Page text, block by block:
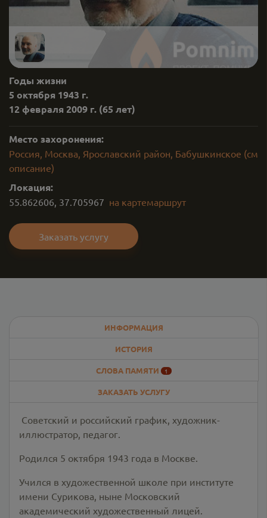
Годы жизни
5 октября 1943 г.
12 февраля 2009 г. (65 лет)
Место захоронения:
Россия, Москва, Ярославский район, Бабушкинское (см
описание)
Локация:
55.862606, 37.705967 на картемаршрут
Заказать услугу
ИНФОРМАЦИЯ
ИСТОРИЯ
СЛОВА ПАМЯТИ 1
ЗАКАЗАТЬ УСЛУГУ
Советский и российский график, художник-
иллюстратор, педагог.
Родился 5 октября 1943 года в Москве.
Учился в художественной школе при институте
имени Сурикова, ныне Московский
академический художественный лицей.